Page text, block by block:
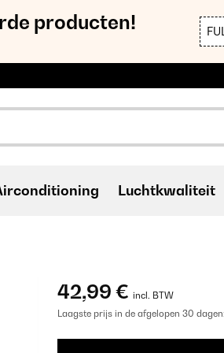
producten!
Luchtkwaliteit
42,99 € incl. BTW
Laagste prijs in de afgelopen 30 dagen: